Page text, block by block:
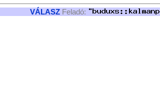
VÁLASZ Feladó: